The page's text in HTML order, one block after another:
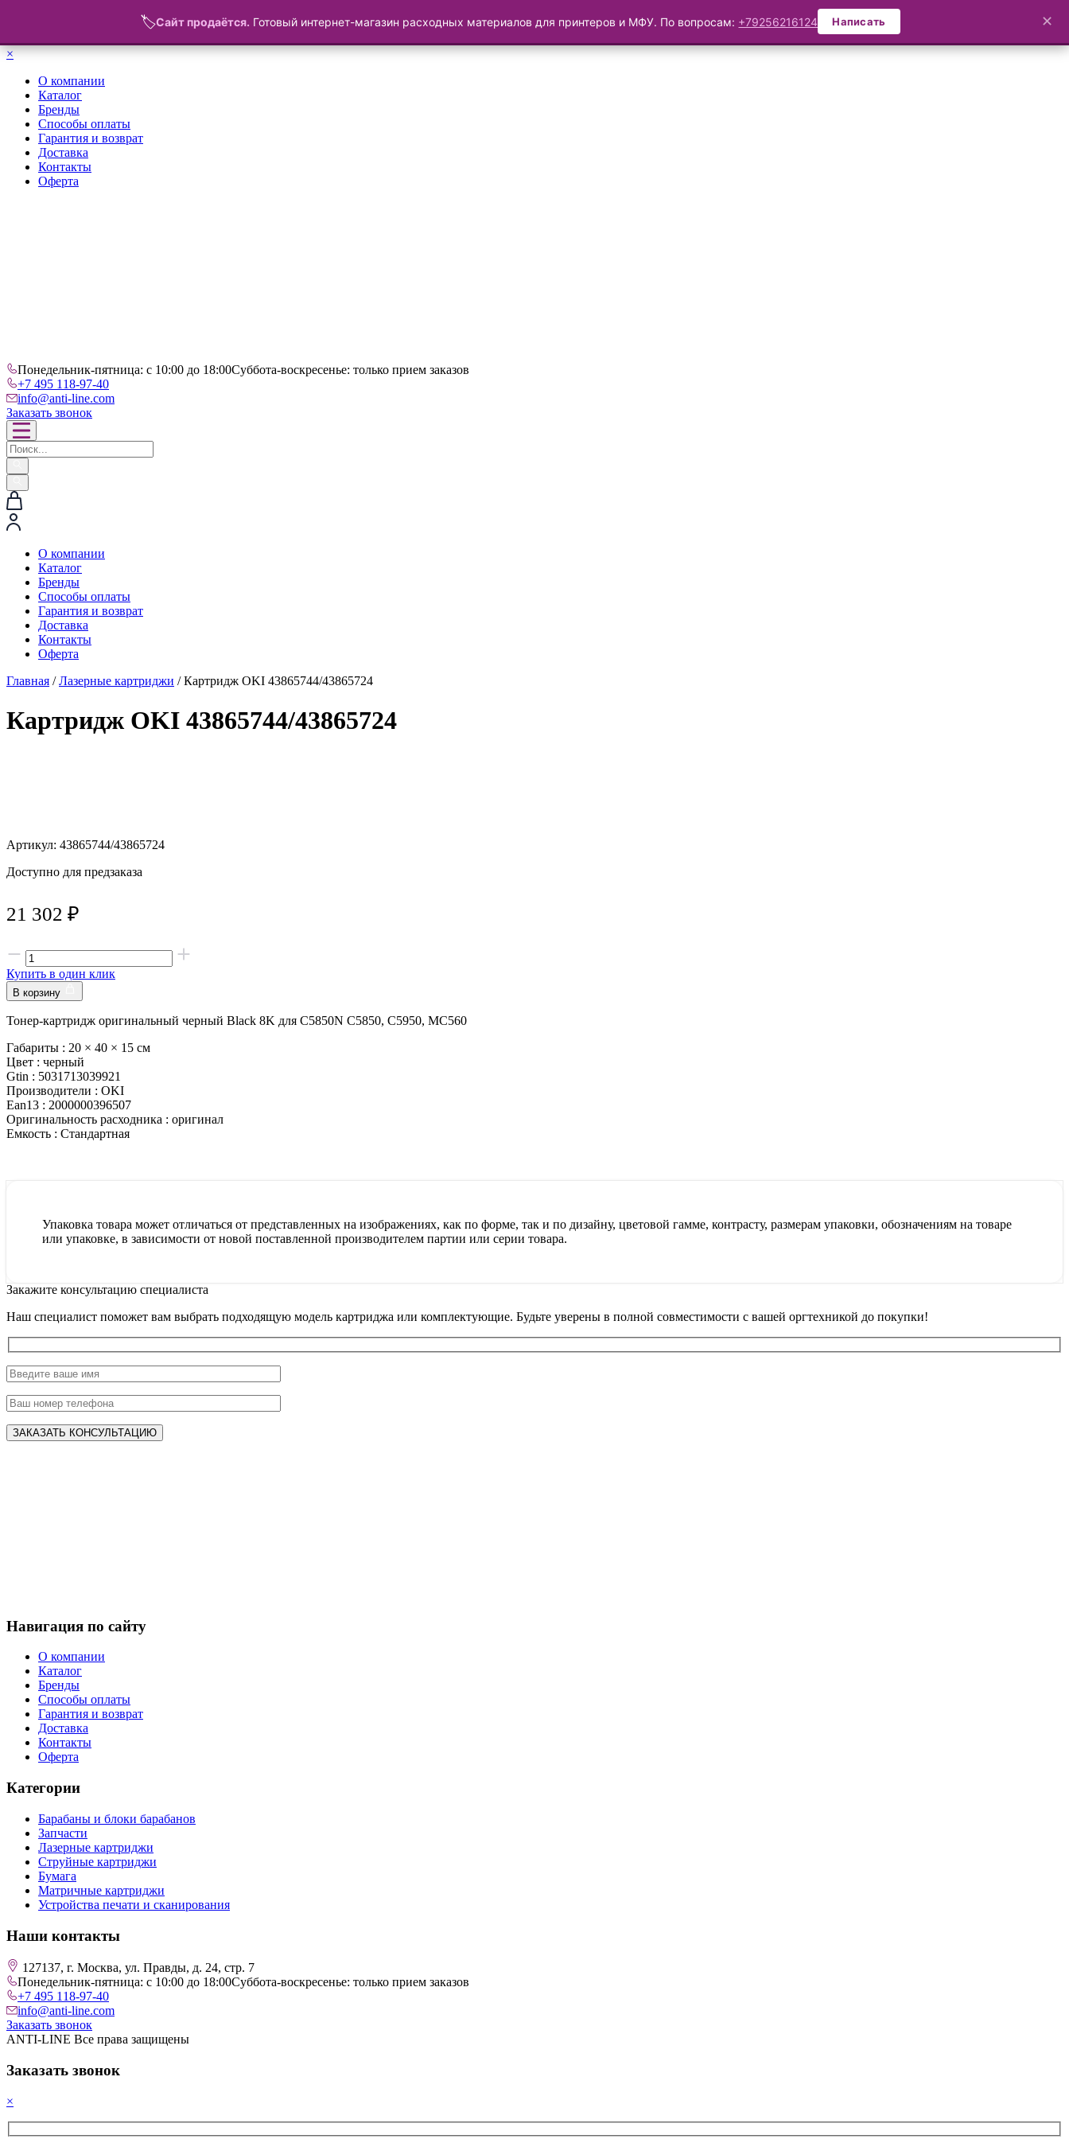
×
О компании
Каталог
Бренды
Способы оплаты
Гарантия и возврат
Доставка
Контакты
Оферта
Понедельник-пятница: с 10:00 до 18:00Суббота-воскресенье: только прием заказов
+7 495 118-97-40
info@anti-line.com
Заказать звонок
О компании
Каталог
Бренды
Способы оплаты
Гарантия и возврат
Доставка
Контакты
Оферта
Главная /Лазерные картриджи / Картридж OKI 43865744/43865724
Картридж OKI 43865744/43865724
Артикул: 43865744/43865724
Доступно для предзаказа
21 302 ₽
Купить в один клик
В корзину
Тонер-картридж оригинальный черный Black 8K для C5850N C5850, C5950, MC560
Габариты : 20 × 40 × 15 см
Цвет : черный
Gtin : 5031713039921
Производители : OKI
Ean13 : 2000000396507
Оригинальность расходника : оригинал
Емкость : Стандартная
Упаковка товара может отличаться от представленных на изображениях, как по форме, так и по дизайну, цветовой гамме, контрасту, размерам упаковки, обозначениям на товаре
или упаковке, в зависимости от новой поставленной производителем партии или серии товара.
Закажите консультацию специалиста
Наш специалист поможет вам выбрать подходящую модель картриджа или комплектующие. Будьте уверены в полной совместимости с вашей оргтехникой до покупки!
Навигация по сайту
О компании
Каталог
Бренды
Способы оплаты
Гарантия и возврат
Доставка
Контакты
Оферта
Категории
Барабаны и блоки барабанов
Запчасти
Лазерные картриджи
Струйные картриджи
Бумага
Матричные картриджи
Устройства печати и сканирования
Наши контакты
127137, г. Москва, ул. Правды, д. 24, стр. 7
Понедельник-пятница: с 10:00 до 18:00Суббота-воскресенье: только прием заказов
+7 495 118-97-40
info@anti-line.com
Заказать звонок
ANTI-LINE Все права защищены
Заказать звонок
×
🏷️Сайт продаётся. Готовый интернет-магазин расходных материалов для принтеров и МФУ. По вопросам: +79256216124 Написать ✕